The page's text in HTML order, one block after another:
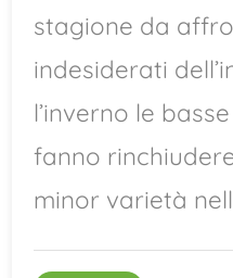
stagione da
indesiderati
l’inverno le
fanno
minor varietà